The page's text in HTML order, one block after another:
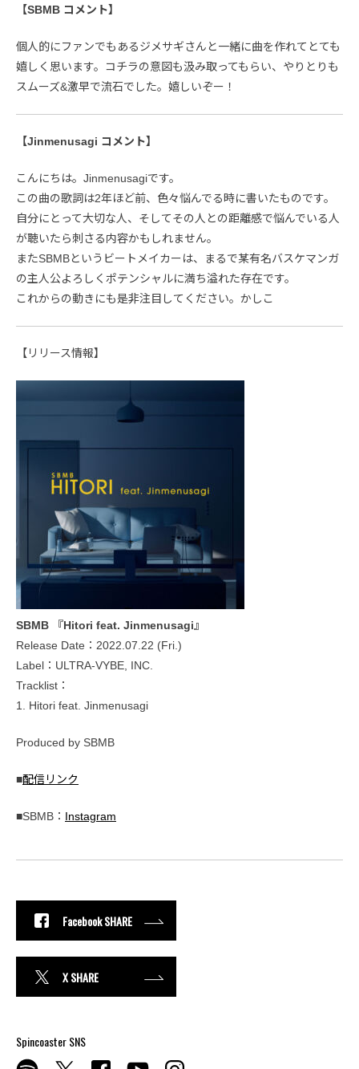
【SBMB コメント】
個人的にファンでもあるジメサギさんと一緒に曲を作れてとても
嬉しく思います。コチラの意図も汲み取ってもらい、やりとりも
スムーズ&激早で流石でした。嬉しいぞー！
【Jinmenusagi コメント】
こんにちは。Jinmenusagiです。
この曲の歌詞は2年ほど前、色々悩んでる時に書いたものです。
自分にとって大切な人、そしてその人との距離感で悩んでいる人
が聴いたら刺さる内容かもしれません。
またSBMBというビートメイカーは、まるで某有名バスケマンガ
の主人公よろしくポテンシャルに満ち溢れた存在です。
これからの動きにも是非注目してください。かしこ
【リリース情報】
SBMB 『Hitori feat. Jinmenusagi』
Release Date：2022.07.22 (Fri.)
Label：ULTRA-VYBE, INC.
Tracklist：
1. Hitori feat. Jinmenusagi
Produced by SBMB
■配信リンク
■SBMB： Instagram
Facebook SHARE
X SHARE
Spincoaster SNS